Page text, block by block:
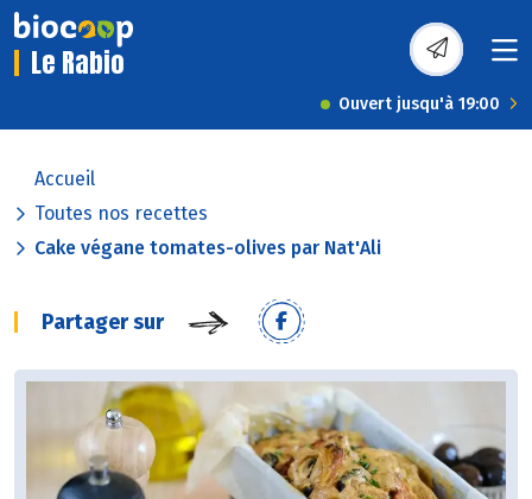
Le Rabio
Ouvert jusqu'à 19:00
Accueil
Toutes nos recettes
Cake végane tomates-olives par Nat'Ali
Partager sur